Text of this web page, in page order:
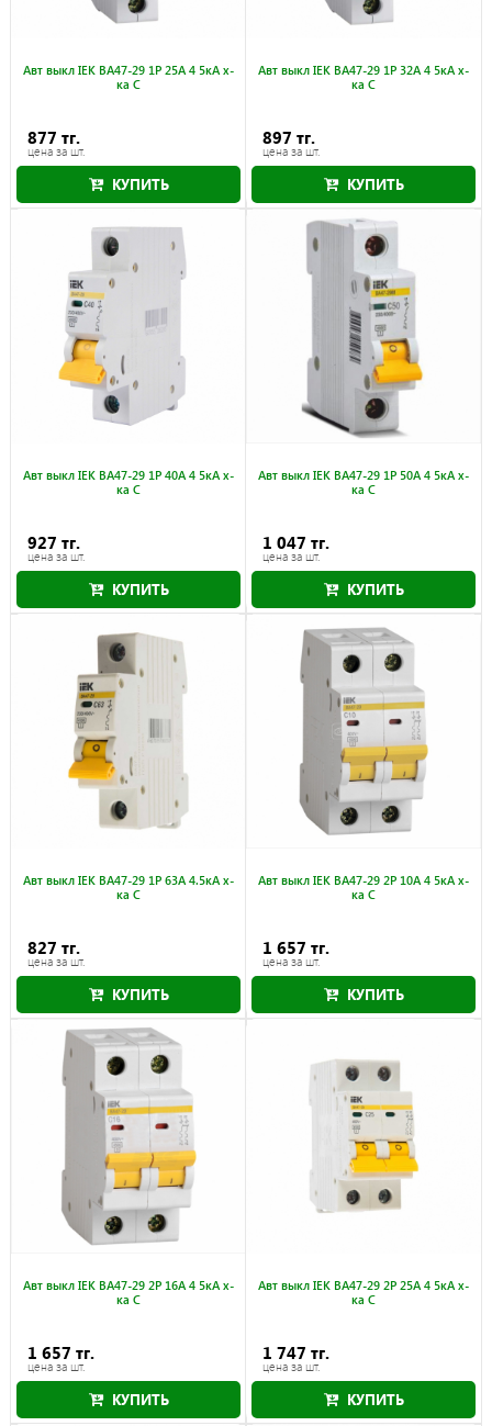
Авт выкл IEK ВА47-29 1Р 25А 4 5кА х-
ка С
877 тг.
цена за шт.
КУПИТЬ
Авт выкл IEK ВА47-29 1Р 32А 4 5кА х-
ка С
897 тг.
цена за шт.
КУПИТЬ
Авт выкл IEK ВА47-29 1Р 40А 4 5кА х-
ка С
927 тг.
цена за шт.
КУПИТЬ
Авт выкл IEK ВА47-29 1Р 50А 4 5кА х-
ка С
1 047 тг.
цена за шт.
КУПИТЬ
Авт выкл IEK ВА47-29 1Р 63А 4.5кА х-
ка С
827 тг.
цена за шт.
КУПИТЬ
Авт выкл IEK ВА47-29 2Р 10А 4 5кА х-
ка С
1 657 тг.
цена за шт.
КУПИТЬ
Авт выкл IEK ВА47-29 2Р 16А 4 5кА х-
ка С
1 657 тг.
цена за шт.
КУПИТЬ
Авт выкл IEK ВА47-29 2Р 25А 4 5кА х-
ка С
1 747 тг.
цена за шт.
КУПИТЬ